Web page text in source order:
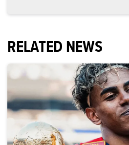
RELATED NEWS